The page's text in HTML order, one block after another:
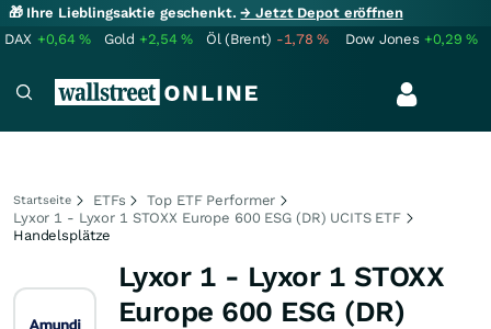
🎁 Ihre Lieblingsaktie geschenkt.→ Jetzt Depot eröffnen
DAX +0,64% Gold +2,54% Öl (Brent) -1,78% Dow Jones +0,29%
Startseite ETFs
Top ETF Performer
Lyxor 1 - Lyxor 1 STOXX Europe 600 ESG (DR) UCITS ETF
Handelsplätze
Lyxor 1 - Lyxor 1 STOXX
Europe 600 ESG (DR)